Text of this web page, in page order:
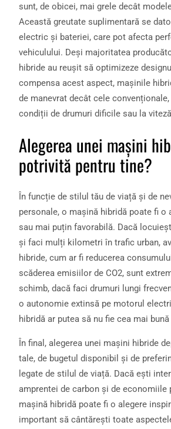
sunt, de obicei, mai grele decât
Această greutate suplimentară se
electric și bateriei, care pot afecta
vehiculului. Deși majoritatea
hibride au reușit să optimizeze
compensa acest aspect, mașinile
de manevrat decât cele
condiții de drumuri dificile sau la
Alegerea unei mașini
potrivită pentru tine?
În funcție de stilul tău de viață și de
personale, o mașină hibridă poate fi o
sau mai puțin favorabilă. Dacă
și faci mulți kilometri în trafic urban,
hibride, cum ar fi reducerea
scăderea emisiilor de CO2, sunt
schimb, dacă faci drumuri lungi
o autonomie extinsă pe motorul
hibridă ar putea să nu fie cea mai
În final, alegerea unei mașini hibride
tale, de bugetul disponibil și de
legate de stilul de viață. Dacă ești
amprentei de carbon și de economiile
mașină hibridă poate fi o alegere
important să cântărești toate